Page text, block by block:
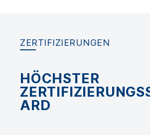
ZERTIFIZIERUNGEN
HÖCHSTER
ARD